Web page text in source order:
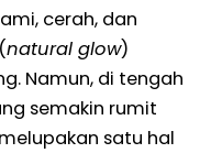
cerah, dan
natural glow)
Namun, di tengah
semakin rumit
satu hal